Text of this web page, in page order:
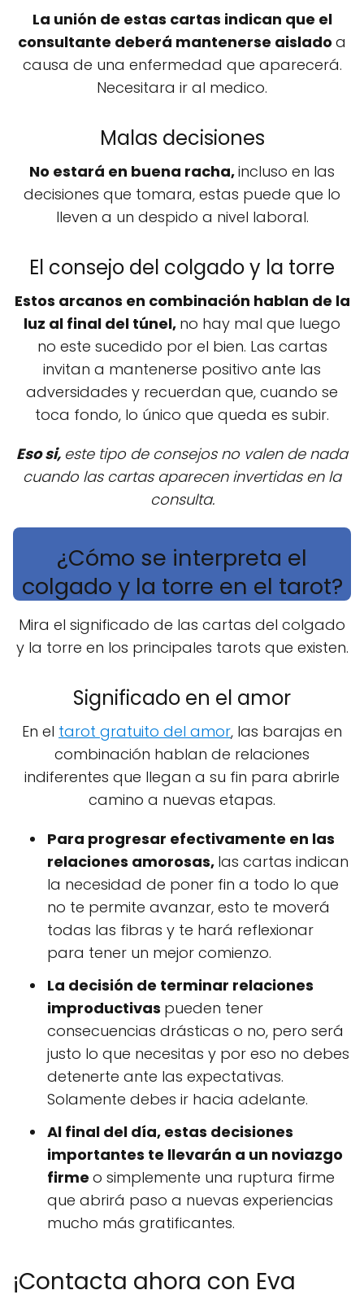
La unión de estas cartas indican que el
consultante deberá mantenerse aislado a
causa de una enfermedad que aparecerá.
Necesitara ir al medico.
Malas decisiones
No estará en buena racha,incluso en las
decisiones que tomara, estas puede que lo
lleven a un despido a nivel laboral.
El consejo del colgado y la torre
Estos arcanos en combinación hablan de la
luz al final del túnel, no hay mal que luego
no este sucedido por el bien. Las cartas
invitan a mantenerse positivo ante las
adversidades y recuerdan que, cuando se
toca fondo, lo único que queda es subir.
Eso si, este tipo de consejos no valen de nada
cuando las cartas aparecen invertidas en la
consulta.
¿Cómo se interpreta el
colgado y la torre en el tarot?
Mira el significado de las cartas del colgado
y la torre en los principales tarots que existen.
Significado en el amor
En el tarot gratuito del amor, las barajas en
combinación hablan de relaciones
indiferentes que llegan a su fin para abrirle
camino a nuevas etapas.
Para progresar efectivamente en las
relaciones amorosas, las cartas indican
la necesidad de poner fin a todo lo que
no te permite avanzar, esto te moverá
todas las fibras y te hará reflexionar
para tener un mejor comienzo.
La decisión de terminar relaciones
improductivas pueden tener
consecuencias drásticas o no, pero será
justo lo que necesitas y por eso no debes
detenerte ante las expectativas.
Solamente debes ir hacia adelante.
Al final del día, estas decisiones
importantes te llevarán a un noviazgo
firme o simplemente una ruptura firme
que abrirá paso a nuevas experiencias
mucho más gratificantes.
¡Contacta ahora con Eva